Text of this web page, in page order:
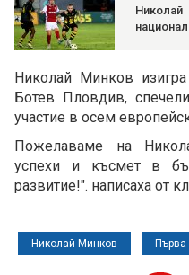
Николай Минков
Ботев Пловдив,
участие в осем
Пожелаваме на
успехи и късмет в
развитие!". написаха от
Николай Минков Първа